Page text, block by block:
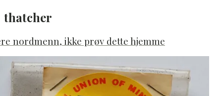
thatcher
nordmenn, ikke prøv dette hjemme